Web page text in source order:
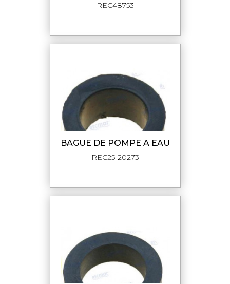
REC48753
BAGUE DE POMPE A EAU
REC25-20273